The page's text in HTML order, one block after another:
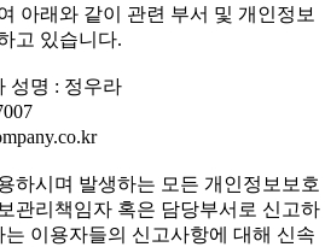
아래와 같이 관련 부서 및 개인정보
고 있습니다.
성명 : 정우라
하시며 발생하는 모든 개인정보보호
관리책임자 혹은 담당부서로 신고하
이용자들의 신고사항에 대해 신속